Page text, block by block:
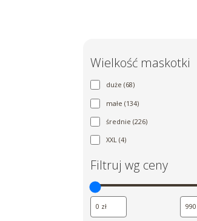
Wielkość maskotki
duże 6868
małe 134134
średnie 226226
XXL 44
Filtruj wg ceny